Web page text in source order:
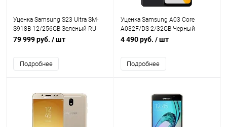
Уценка Samsung S23 Ultra SM-
S918B 12/256GB Зеленый RU
гарантия 3мес
79 999 руб. / шт
Подробнее
Уценка Samsung A03 Core
A032F/DS 2/32GB Черный
гарантия 3мес
4 490 руб. / шт
Подробнее